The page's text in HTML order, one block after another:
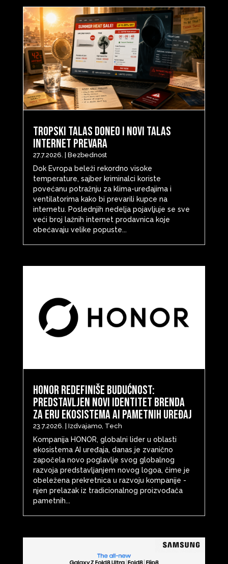
Tropski talas doneo i novi talas
internet prevara
27.7.2026. Bezbednost
Dok Evropa beleži rekordno visoke
temperature, sajber kriminalci koriste
povećanu potražnju za klima-uređajima i
ventilatorima kako bi prevarili kupce na
internetu. Poslednjih nedelja pojavljuje se sve
veći broj lažnih internet prodavnica koje
obećavaju velike popuste...
HONOR redefiniše budućnost:
predstavljen novi identitet brenda
za eru ekosistema AI pametnih uređaj
23.7.2026. Izdvajamo, Tech
Kompanija HONOR, globalni lider u oblasti
ekosistema AI uređaja, danas je zvanično
započela novo poglavlje svog globalnog
razvoja predstavljanjem novog logoa, čime je
obeležena prekretnica u razvoju kompanije -
njen prelazak iz tradicionalnog proizvođača
pametnih...